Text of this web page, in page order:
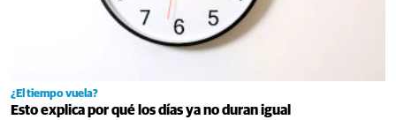
¿El tiempo vuela?
Esto explica por qué los días ya no duran igual